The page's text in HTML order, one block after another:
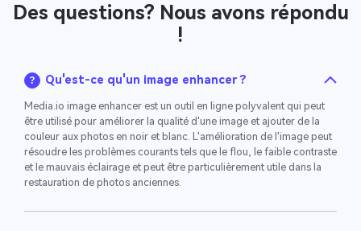
Des questions? Nous avons répondu
!
Qu'est-ce qu'un image enhancer ?
Media.io image enhancer est un outil en ligne polyvalent qui peut
être utilisé pour améliorer la qualité d'une image et ajouter de la
couleur aux photos en noir et blanc. L'amélioration de l'image peut
résoudre les problèmes courants tels que le flou, le faible contraste
et le mauvais éclairage et peut être particulièrement utile dans la
restauration de photos anciennes.